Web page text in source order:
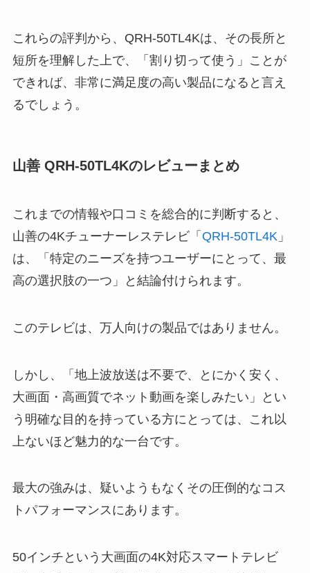
これらの評判から、QRH-50TL4Kは、その長所と
短所を理解した上で、「割り切って使う」ことが
できれば、非常に満足度の高い製品になると言え
るでしょう。
山善 QRH-50TL4Kのレビューまとめ
これまでの情報や口コミを総合的に判断すると、
山善の4Kチューナーレステレビ「 QRH-50TL4K 」
は、「特定のニーズを持つユーザーにとって、最
高の選択肢の一つ」と結論付けられます。
このテレビは、万人向けの製品ではありません。
しかし、「地上波放送は不要で、とにかく安く、
大画面・高画質でネット動画を楽しみたい」とい
う明確な目的を持っている方にとっては、これ以
上ないほど魅力的な一台です。
最大の強みは、疑いようもなくその圧倒的なコス
トパフォーマンスにあります。
50インチという大画面の4K対応スマートテレビ